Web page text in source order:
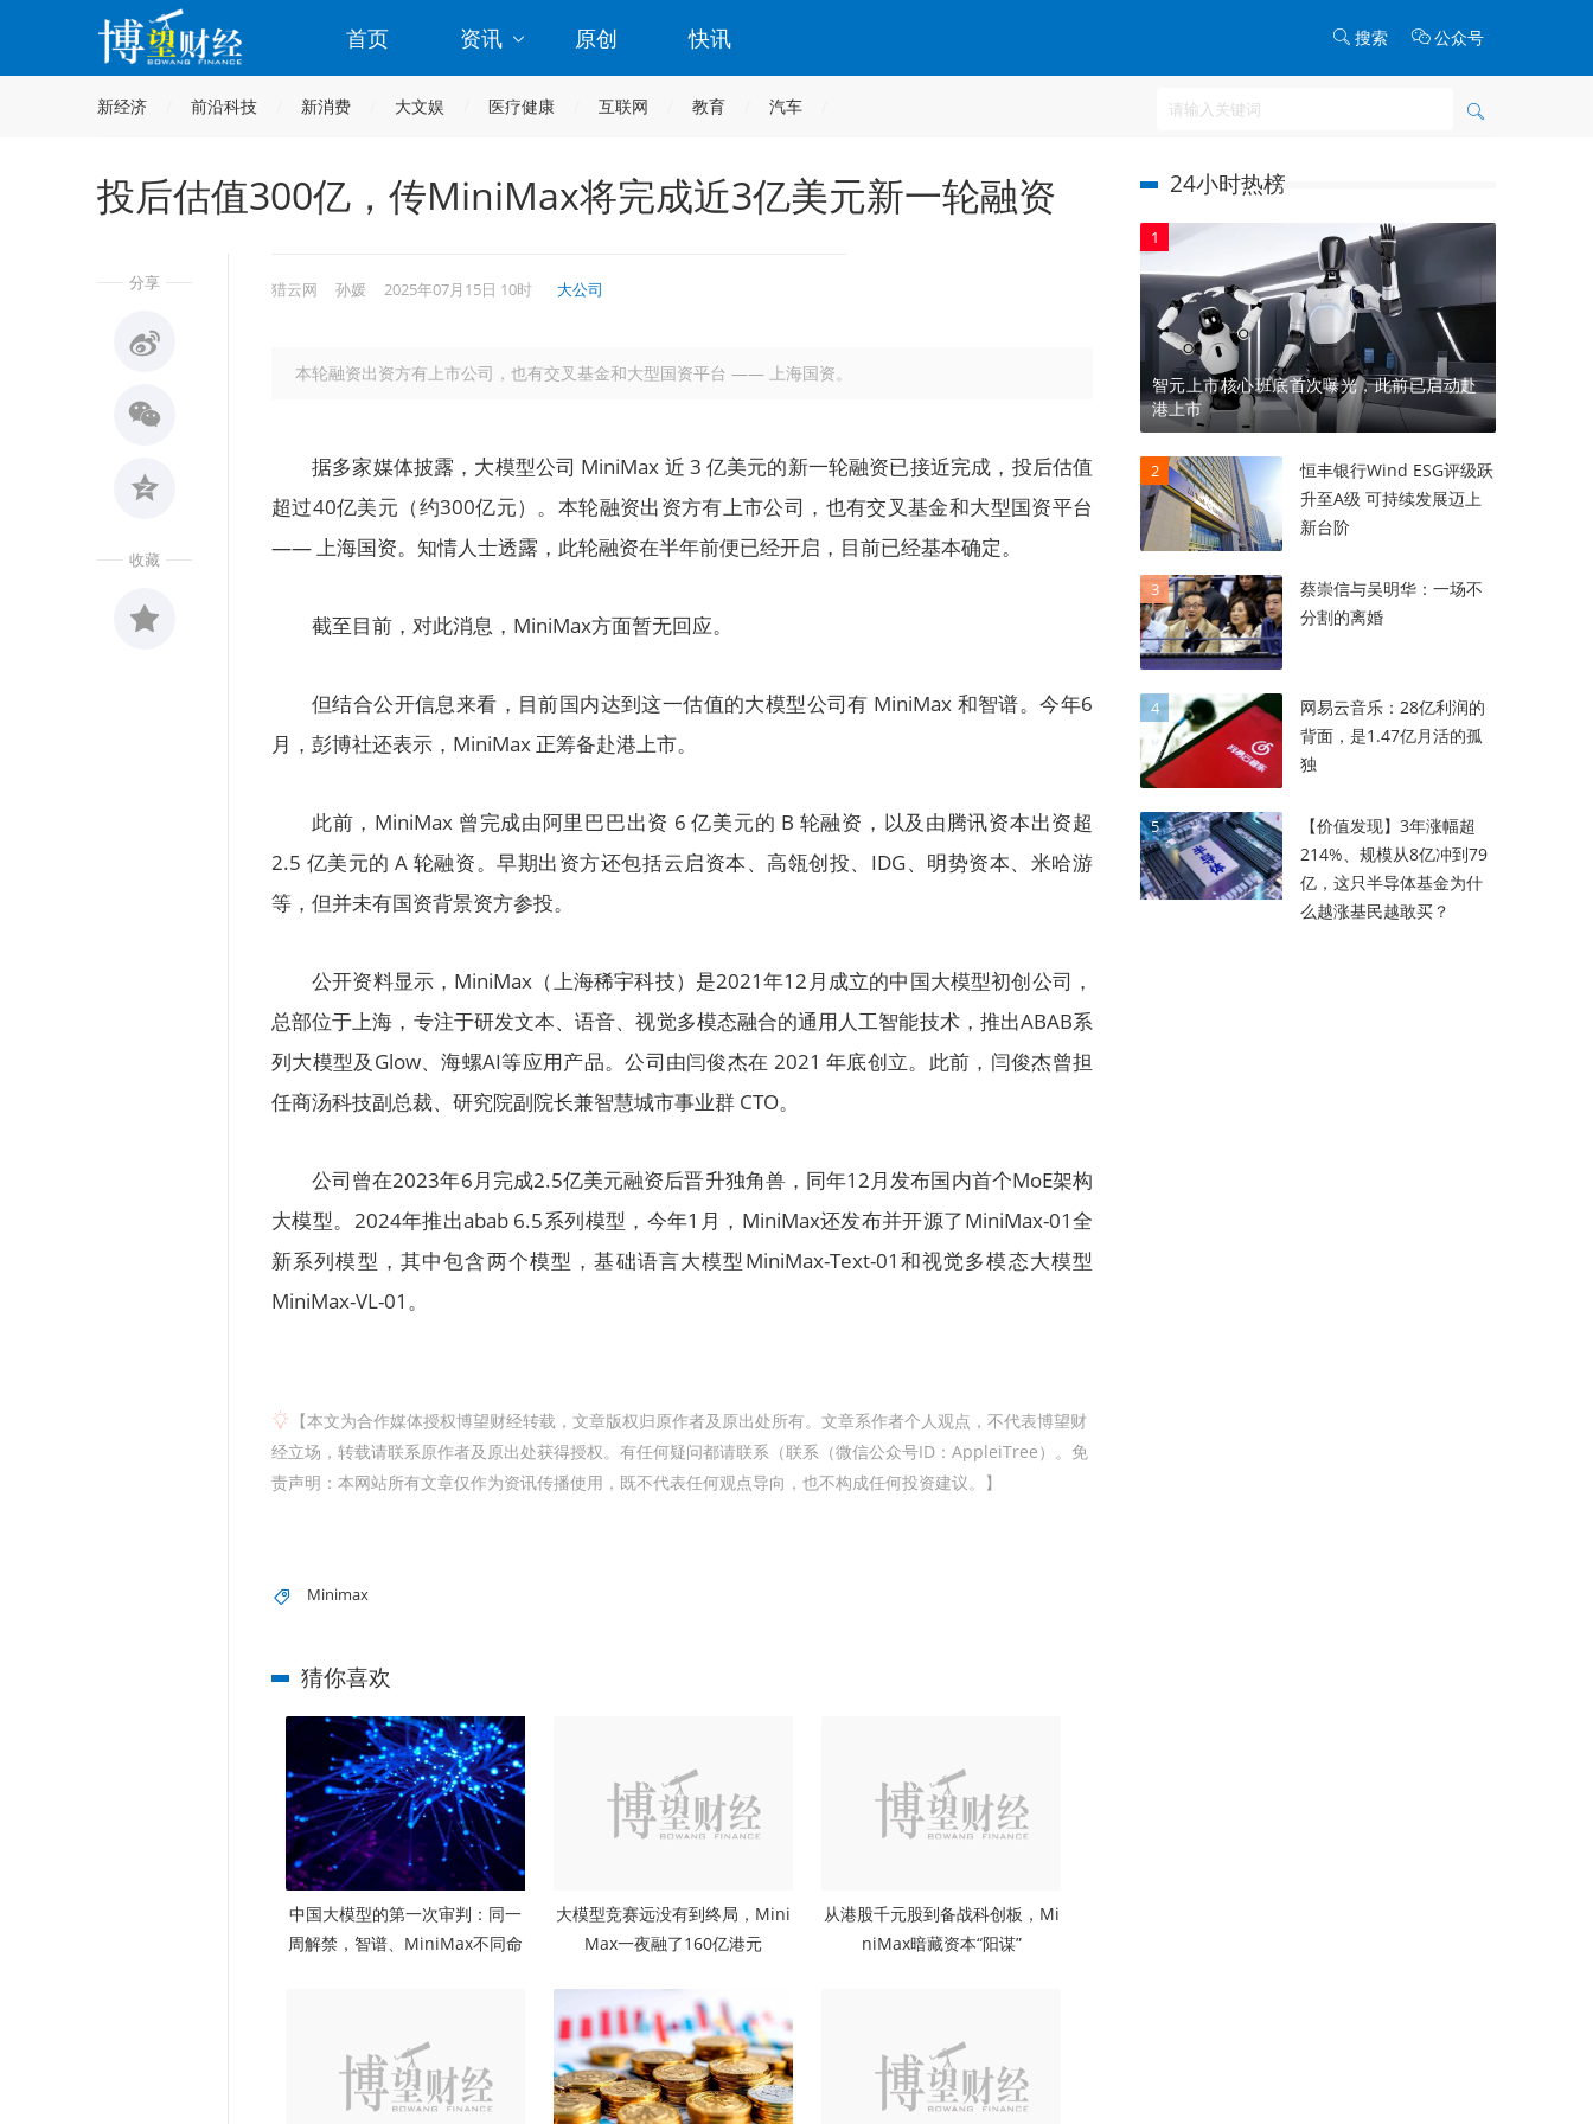
首页 资讯 原创 快讯 搜索 公众号
新经济 前沿科技 新消费 大文娱 医疗健康 互联网 教育 汽车
投后估值300亿，传MiniMax将完成近3亿美元新一轮融资
分享
收藏
猎云网 孙媛 2025年07月15日 10时 大公司
本轮融资出资方有上市公司，也有交叉基金和大型国资平台 —— 上海国资。
据多家媒体披露，大模型公司 MiniMax 近 3 亿美元的新一轮融资已接近完成，投后估值
超过40亿美元（约300亿元）。本轮融资出资方有上市公司，也有交叉基金和大型国资平台
—— 上海国资。知情人士透露，此轮融资在半年前便已经开启，目前已经基本确定。
截至目前，对此消息，MiniMax方面暂无回应。
但结合公开信息来看，目前国内达到这一估值的大模型公司有 MiniMax 和智谱。今年6
月，彭博社还表示，MiniMax 正筹备赴港上市。
此前，MiniMax 曾完成由阿里巴巴出资 6 亿美元的 B 轮融资，以及由腾讯资本出资超
2.5 亿美元的 A 轮融资。早期出资方还包括云启资本、高瓴创投、IDG、明势资本、米哈游
等，但并未有国资背景资方参投。
公开资料显示，MiniMax（上海稀宇科技）是2021年12月成立的中国大模型初创公司，
总部位于上海，专注于研发文本、语音、视觉多模态融合的通用人工智能技术，推出ABAB系
列大模型及Glow、海螺AI等应用产品。公司由闫俊杰在 2021 年底创立。此前，闫俊杰曾担
任商汤科技副总裁、研究院副院长兼智慧城市事业群 CTO。
公司曾在2023年6月完成2.5亿美元融资后晋升独角兽，同年12月发布国内首个MoE架构
大模型。2024年推出abab 6.5系列模型，今年1月，MiniMax还发布并开源了MiniMax-01全
新系列模型，其中包含两个模型，基础语言大模型MiniMax-Text-01和视觉多模态大模型
MiniMax-VL-01。
【本文为合作媒体授权博望财经转载，文章版权归原作者及原出处所有。文章系作者个人观点，不代表博望财
经立场，转载请联系原作者及原出处获得授权。有任何疑问都请联系（联系（微信公众号ID：AppleiTree）。免
责声明：本网站所有文章仅作为资讯传播使用，既不代表任何观点导向，也不构成任何投资建议。】
Minimax
猜你喜欢
中国大模型的第一次审判：同一
周解禁，智谱、MiniMax不同命
大模型竞赛远没有到终局，Mini
Max一夜融了160亿港元
从港股千元股到备战科创板，Mi
niMax暗藏资本“阳谋”
24小时热榜
1
智元上市核心班底首次曝光，此前已启动赴
港上市
2
恒丰银行Wind ESG评级跃
升至A级 可持续发展迈上
新台阶
3
蔡崇信与吴明华：一场不
分割的离婚
4
网易云音乐：28亿利润的
背面，是1.47亿月活的孤
独
5
【价值发现】3年涨幅超
214%、规模从8亿冲到79
亿，这只半导体基金为什
么越涨基民越敢买？